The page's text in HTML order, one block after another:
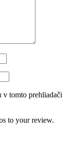
tomto prehliadači
to your review.